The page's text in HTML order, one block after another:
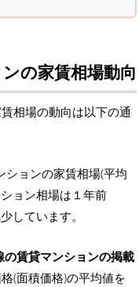
の家賃相場動向
相場の動向は以下の通
ョンの家賃相場(平均
ョン相場は１年前
しています。
賃貸マンションの掲載
(面積価格)の平均値を